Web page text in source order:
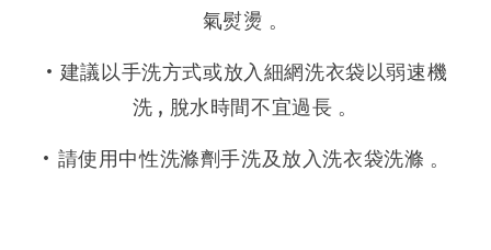
氣熨燙 。
• 建議以手洗方式或放入細網洗衣袋以弱速機
洗 , 脫水時間不宜過長 。
• 請使用中性洗滌劑手洗及放入洗衣袋洗滌 。